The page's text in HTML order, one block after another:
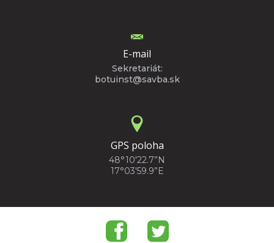
E-mail
Sekretariát:
botuinst@savba.sk
GPS poloha
48°10'22.7”N
17°03'59.9”E